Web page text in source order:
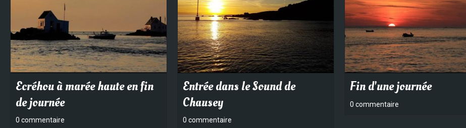
Ecréhou à marée haute en fin
de journée
0 commentaire
Entrée dans le Sound de
Chausey
0 commentaire
Fin d'une journée
0 commentaire